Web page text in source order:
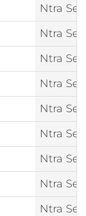
Ntra
Ntra
Ntra
Ntra
Ntra
Ntra
Ntra
Ntra
Ntra